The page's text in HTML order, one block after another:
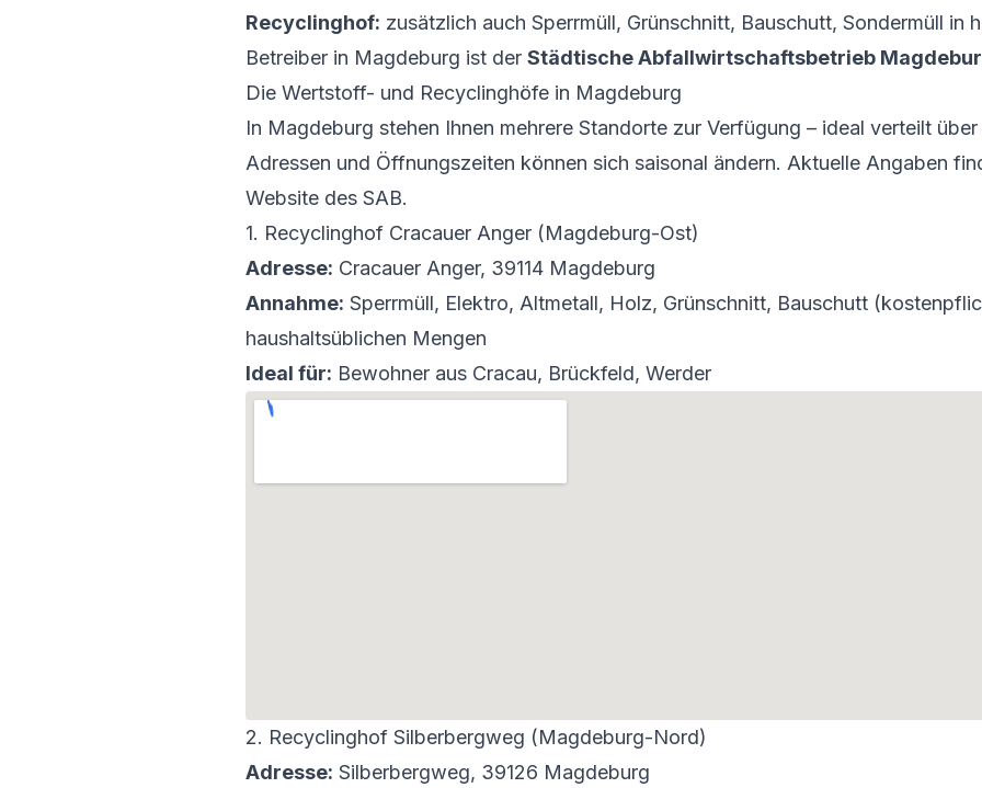
Recyclinghof: zusätzlich auch Sperrmüll, Grünschnitt, Bauschutt, Sondermüll in
Betreiber in Magdeburg ist der Städtische Abfallwirtschaftsbetrieb
Die Wertstoff- und Recyclinghöfe in Magdeburg
In Magdeburg stehen Ihnen mehrere Standorte zur Verfügung – ideal verteilt
Adressen und Öffnungszeiten können sich saisonal ändern. Aktuelle Angaben
Website des SAB.
1. Recyclinghof Cracauer Anger (Magdeburg-Ost)
Adresse: Cracauer Anger, 39114 Magdeburg
Annahme: Sperrmüll, Elektro, Altmetall, Holz, Grünschnitt, Bauschutt
haushaltsüblichen Mengen
Ideal für: Bewohner aus Cracau, Brückfeld, Werder
2. Recyclinghof Silberbergweg (Magdeburg-Nord)
Adresse: Silberbergweg, 39126 Magdeburg